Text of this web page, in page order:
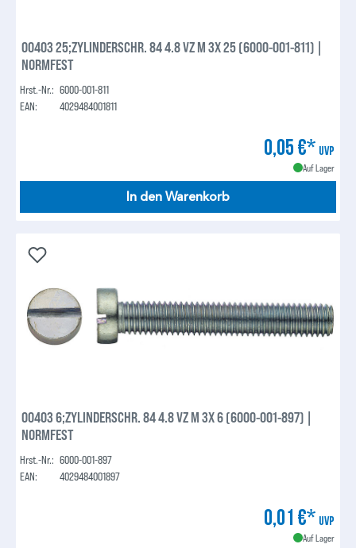
00403 25;ZYLINDERSCHR. 84 4.8 VZ M 3X 25 (6000-001-811) |
NORMFEST
Hrst.-Nr.: 6000-001-811
EAN:
4029484001811
0,05 €* UVP
Auf Lager
In den Warenkorb
00403 6;ZYLINDERSCHR. 84 4.8 VZ M 3X 6 (6000-001-897) |
NORMFEST
Hrst.-Nr.: 6000-001-897
EAN:
4029484001897
0,01 €* UVP
Auf Lager